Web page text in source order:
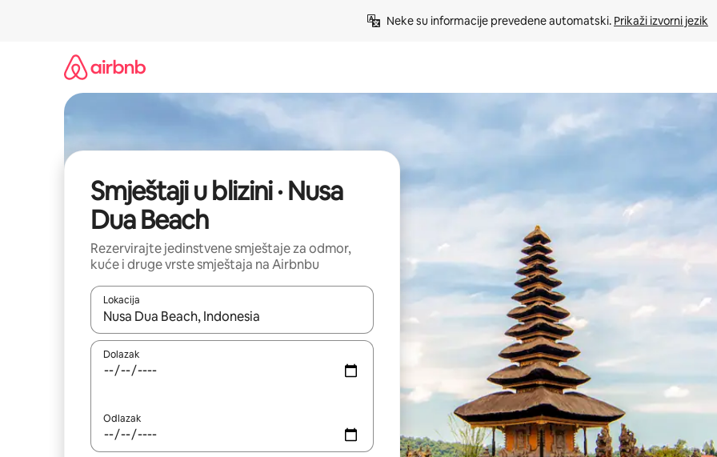
Neke su informacije prevedene automatski. Prikaži izvorni jezik
Smještaji u blizini · Nusa
Dua Beach
Rezervirajte jedinstvene smještaje za odmor,
kuće i druge vrste smještaja na Airbnbu
Lokacija
Kada budu dostupni rezultati, moći ćete ih pregledati koristeći se strelicama prema gore i prema dolje, kao i dodirom ili
Dolazak
Odlazak